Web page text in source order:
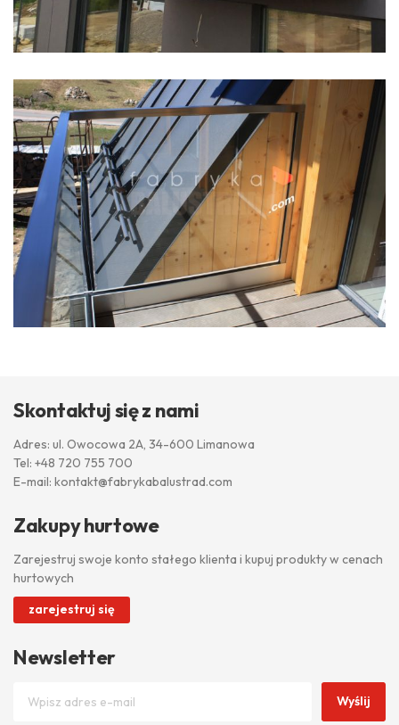
Skontaktuj się z nami
Adres: ul. Owocowa 2A, 34-600 Limanowa
Tel: +48 720 755 700
E-mail: kontakt@fabrykabalustrad.com
Zakupy hurtowe
Zarejestruj swoje konto stałego klienta i kupuj produkty w cenach
hurtowych
zarejestruj się
Newsletter
Wyślij